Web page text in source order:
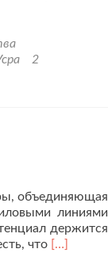
2
объединяющая
линиями
держится
что Читать
[…]